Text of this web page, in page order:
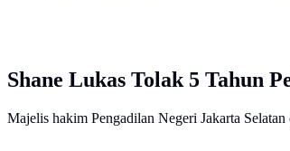
Shane Lukas Tolak 5 Tahun
Majelis hakim Pengadilan Negeri Jakarta